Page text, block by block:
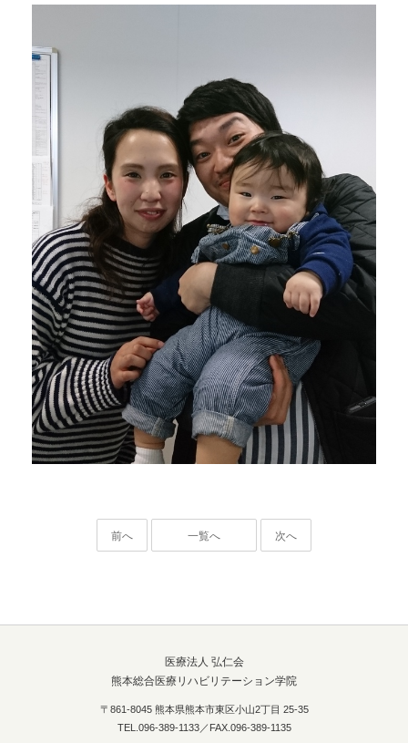
前へ 一覧へ 次へ
医療法人 弘仁会
熊本総合医療リハビリテーション学院
〒861-8045 熊本県熊本市東区小山2丁目 25-35
TEL.096-389-1133／FAX.096-389-1135